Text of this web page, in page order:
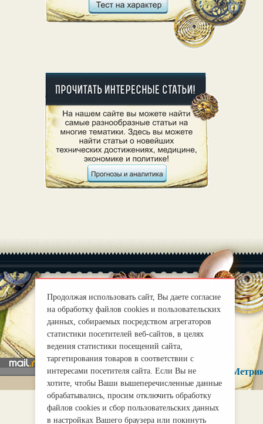
|
mirprognoz@mail.ru
Продолжая использовать сайт, Вы даете согласие
на обработку файлов cookies и пользовательских
данных, собираемых посредством агрегаторов
статистики посетителей веб-сайтов, в целях
ведения статистики посещений сайта,
таргетирования товаров в соответствии с
интересами посетителя сайта. Если Вы не
хотите, чтобы Ваши вышеперечисленные данные
обрабатывались, просим отключить обработку
файлов cookies и сбор пользовательских данных
в настройках Вашего браузера или покинуть